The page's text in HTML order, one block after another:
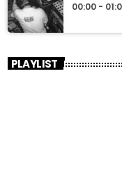
00:00 -
PLAYLIST